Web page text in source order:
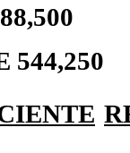
544,250